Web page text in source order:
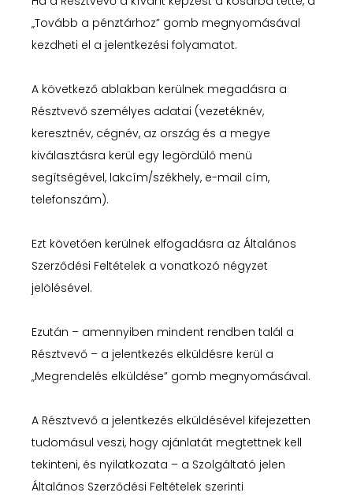
„Tovább a pénztárhoz” gomb megnyomásával
kezdheti el a jelentkezési folyamatot.
A következő ablakban kerülnek megadásra a
Résztvevő személyes adatai (vezetéknév,
keresztnév, cégnév, az ország és a megye
kiválasztásra kerül egy legördülő menü
segítségével, lakcím/székhely, e-mail cím,
telefonszám).
Ezt követően kerülnek elfogadásra az Általános
Szerződési Feltételek a vonatkozó négyzet
jelölésével.
Ezután – amennyiben mindent rendben talál a
Résztvevő – a jelentkezés elküldésre kerül a
„Megrendelés elküldése” gomb megnyomásával.
A Résztvevő a jelentkezés elküldésével kifejezetten
tudomásul veszi, hogy ajánlatát megtettnek kell
tekinteni, és nyilatkozata – a Szolgáltató jelen
Általános Szerződési Feltételek szerinti